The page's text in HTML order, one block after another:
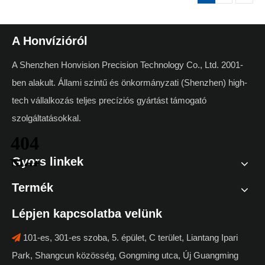
A Honvízióról
A Shenzhen Honvision Precision Technology Co., Ltd. 2001-
ben alakult. Állami szintű és önkormányzati (Shenzhen) high-
tech vállalkozás teljes precíziós gyártást támogató
szolgáltatásokkal.
Gyors linkek
Termék
Lépjen kapcsolatba velünk
 101-es, 301-es szoba, 5. épület, C terület, Liantang Ipari
Park, Shangcun közösség, Gongming utca, Új Guangming